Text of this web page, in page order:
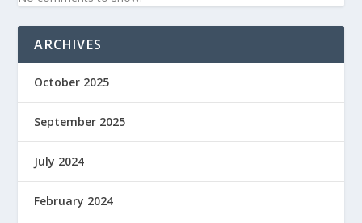
ARCHIVES
October 2025
September 2025
July 2024
February 2024